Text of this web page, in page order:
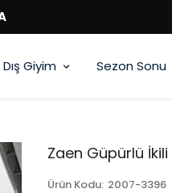
Dış Giyim Sezon Sonu
Zaen Güpürlü İkili
Ürün Kodu: 2007-3396